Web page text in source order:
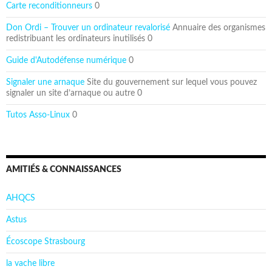
Carte reconditionneurs 0
Don Ordi – Trouver un ordinateur revalorisé Annuaire des organismes
redistribuant les ordinateurs inutilisés 0
Guide d'Autodéfense numérique 0
Signaler une arnaque Site du gouvernement sur lequel vous pouvez
signaler un site d’arnaque ou autre 0
Tutos Asso-Linux 0
AMITIÉS & CONNAISSANCES
AHQCS
Astus
Écoscope Strasbourg
la vache libre